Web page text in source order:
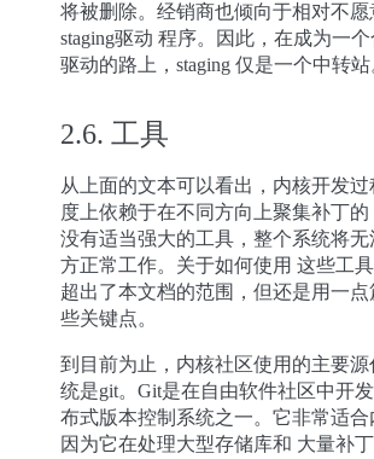
将被删除。经销商也倾向于相对不愿
staging驱动 程序。因此，在成为一
驱动的路上，staging 仅是一个中转站
2.6. 工具
从上面的文本可以看出，内核开发
度上依赖于在不同方向上聚集补丁
没有适当强大的工具，整个系统将
方正常工作。关于如何使用 这些工
超出了本文档的范围，但还是用一点
些关键点。
到目前为止，内核社区使用的主要源
统是git。Git是在自由软件社区中开
布式版本控制系统之一。它非常适合
因为它在处理大型存储库和 大量补